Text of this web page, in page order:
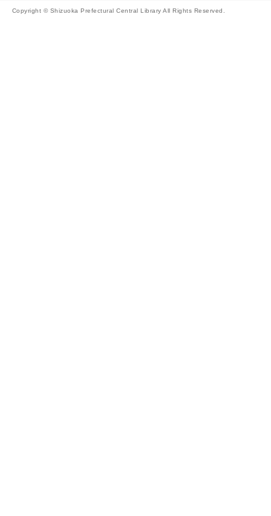
Copyright © Shizuoka Prefectural Central Library All Rights Reserved.